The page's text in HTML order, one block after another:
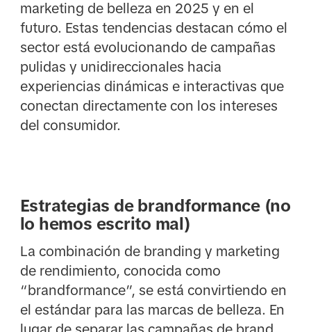
marketing de belleza en 2025 y en el
futuro. Estas tendencias destacan cómo el
sector está evolucionando de campañas
pulidas y unidireccionales hacia
experiencias dinámicas e interactivas que
conectan directamente con los intereses
del consumidor.
Estrategias de brandformance (no
lo hemos escrito mal)
La combinación de branding y marketing
de rendimiento, conocida como
“brandformance”, se está convirtiendo en
el estándar para las marcas de belleza. En